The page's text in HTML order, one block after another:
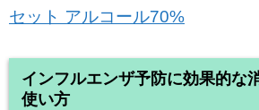
セット アルコール70%
インフルエンザ予防に効果的な
使い方